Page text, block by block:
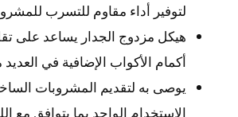
لتوفير أداء مقاوم للتسرب
هيكل مزدوج الجدار يساعد على
أكمام الأكواب الإضافية في
يوصى به لتقديم المشروبات
الاستخدام الواحد بما يتوافق مع